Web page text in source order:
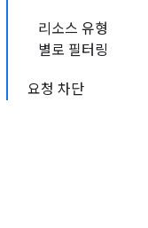
리소스 유형
별로 필터링
요청 차단